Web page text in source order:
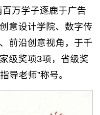
万学子逐鹿于广告
意设计学院、数字传
前沿创意视角，于千
级奖项3项，省级奖
导老师”称号。